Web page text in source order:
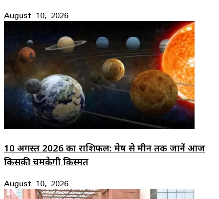
August 10, 2026
10 अगस्त 2026 का राशिफल: मेष से मीन तक जानें आज
किसकी चमकेगी किस्मत
August 10, 2026